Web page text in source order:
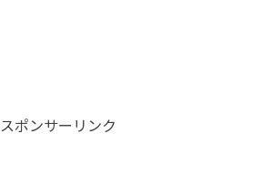
スポンサーリンク